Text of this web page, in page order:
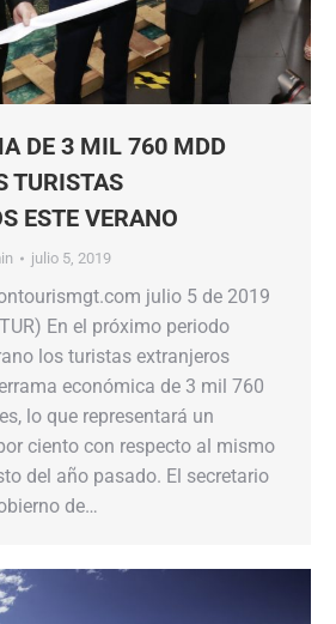
DE 3 MIL 760 MDD
TURISTAS
ESTE VERANO
julio 5, 2019
julio 5 de 2019
En el próximo periodo
los turistas extranjeros
económica de 3 mil 760
lo que representará un
ciento con respecto al mismo
del año pasado. El secretario
de…